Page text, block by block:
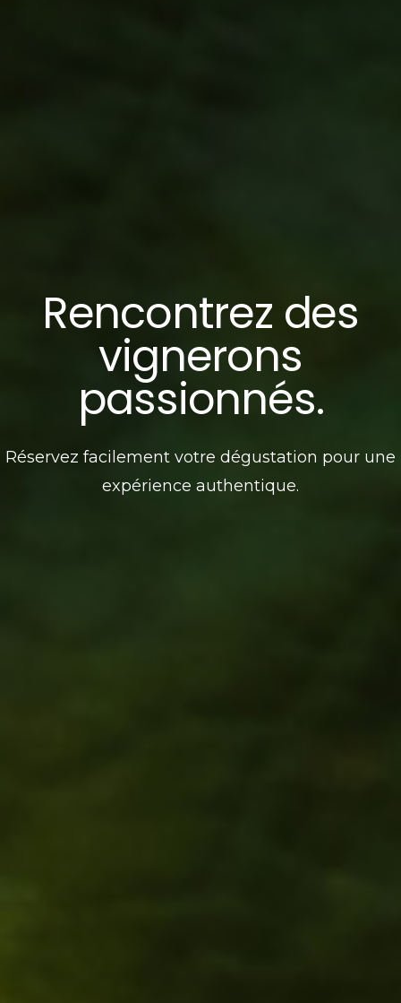
Rencontrez des
vignerons
passionnés.
Réservez facilement votre dégustation pour une
expérience authentique.